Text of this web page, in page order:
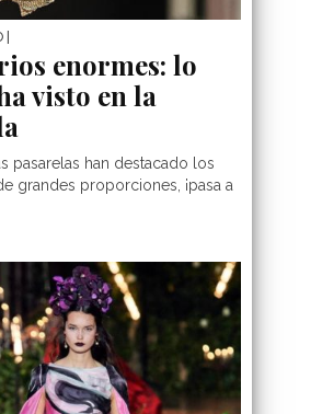
enormes: lo
visto en la
pasarelas han destacado los
grandes proporciones, ¡pasa a